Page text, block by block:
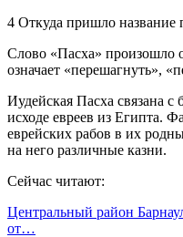
4 Откуда пришло название
Слово «Пасха» произошло
означает «перешагнуть»,
Иудейская Пасха связана с
исходе евреев из Египта.
еврейских рабов в их
на него различные казни.
Сейчас читают:
Центральный район
от…